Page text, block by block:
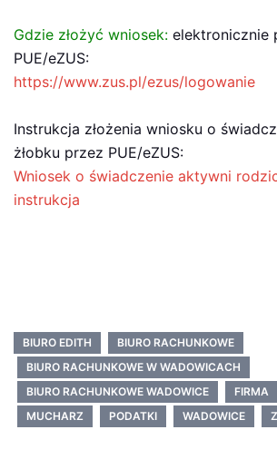
Gdzie złożyć wniosek: elektronicznie
PUE/eZUS:
https://www.zus.pl/ezus/logowanie
Instrukcja złożenia wniosku o
żłobku przez PUE/eZUS:
Wniosek o świadczenie aktywni
instrukcja
BIURO EDITH
BIURO RACHUNKOWE
BIURO RACHUNKOWE W WADOWICACH
BIURO RACHUNKOWE WADOWICE
FIRMA
MUCHARZ
PODATKI WADOWICE